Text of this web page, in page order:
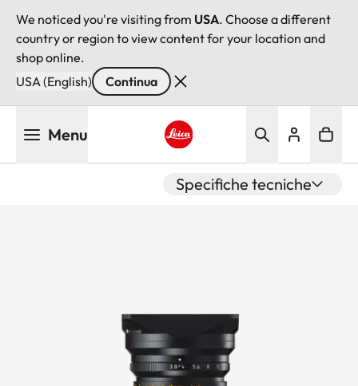
We noticed you're visiting from USA. Choose a different
country or region to view content for your location and
shop online.
USA (English)
Continua
Menu
Specifiche tecniche